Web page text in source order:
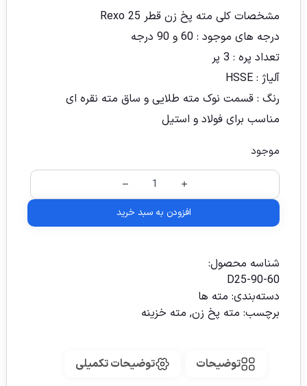
مشخصات کلی مته پخ زن قطر 25 Rexo
درجه های موجود : 60 و 90 درجه
تعداد پره : 3 پر
آلیاژ : HSSE
رنگ : قسمت نوک مته طلایی و ساق مته نقره ای
مناسب برای فولاد و استیل
موجود
افزودن به سبد خرید
شناسه محصول:
D25-90-60
دسته‌بندی: مته ها
برچسب: مته پخ زن, مته خزینه
توضیحات توضیحات تکمیلی